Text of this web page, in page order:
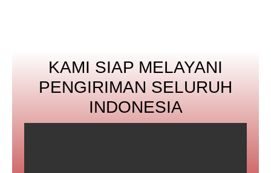
KAMI SIAP MELAYANI
PENGIRIMAN SELURUH
INDONESIA